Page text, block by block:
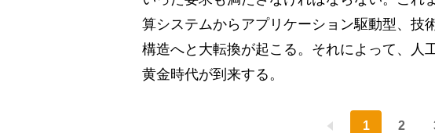
算システムからアプリケーション駆動型、技
構造へと大転換が起こる。それによって、人
黄金時代が到来する。
1 2